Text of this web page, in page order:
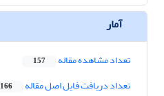
آمار
تعداد مشاهده مقاله 157
تعداد دریافت فایل اصل مقاله 166